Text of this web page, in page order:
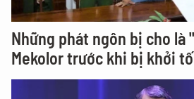
Những phát ngôn bị cho là
Mekolor trước khi bị khởi tố